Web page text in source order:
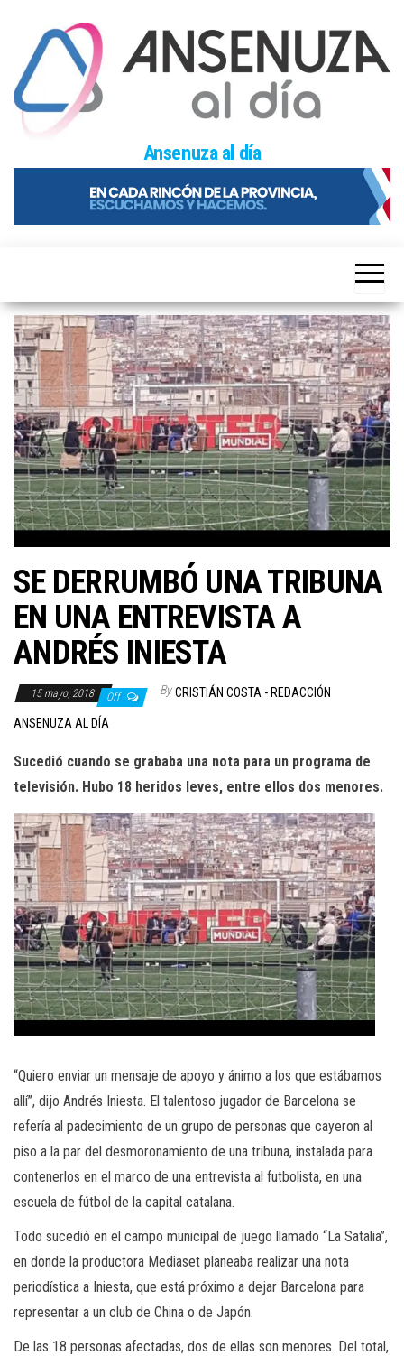
content
Ansenuza al día
SE DERRUMBÓ UNA TRIBUNA
EN UNA ENTREVISTA A
ANDRÉS INIESTA
15 mayo, 2018 Off By CRISTIÁN COSTA - REDACCIÓN
ANSENUZA AL DÍA
Sucedió cuando se grababa una nota para un programa de
televisión. Hubo 18 heridos leves, entre ellos dos menores.
“Quiero enviar un mensaje de apoyo y ánimo a los que estábamos
allí”, dijo Andrés Iniesta. El talentoso jugador de Barcelona se
refería al padecimiento de un grupo de personas que cayeron al
piso a la par del desmoronamiento de una tribuna, instalada para
contenerlos en el marco de una entrevista al futbolista, en una
escuela de fútbol de la capital catalana.
Todo sucedió en el campo municipal de juego llamado “La Satalia”,
en donde la productora Mediaset planeaba realizar una nota
periodística a Iniesta, que está próximo a dejar Barcelona para
representar a un club de China o de Japón.
De las 18 personas afectadas, dos de ellas son menores. Del total,